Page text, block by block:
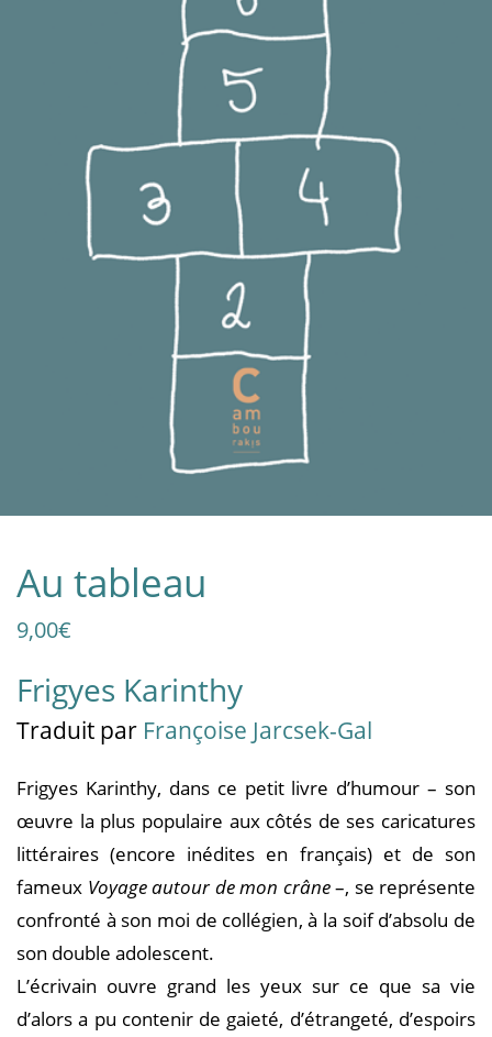
Au tableau
9,00€
Frigyes Karinthy
Traduit par Françoise Jarcsek-Gal
Frigyes Karinthy, dans ce petit livre d’humour – son
œuvre la plus populaire aux côtés de ses caricatures
littéraires (encore inédites en français) et de son
fameux Voyage autour de mon crâne–, se représente
confronté à son moi de collégien, à la soif d’absolu de
son double adolescent.
L’écrivain ouvre grand les yeux sur ce que sa vie
d’alors a pu contenir de gaieté, d’étrangeté, d’espoirs